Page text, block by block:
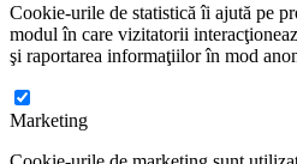
Cookie-urile de statistică îi ajută pe
modul în care vizitatorii
şi raportarea informaţiilor în mod
Marketing